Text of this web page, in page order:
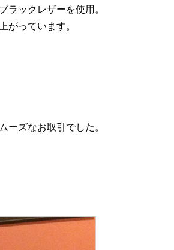
ラックレザーを使用。
がっています。
ーズなお取引でした。